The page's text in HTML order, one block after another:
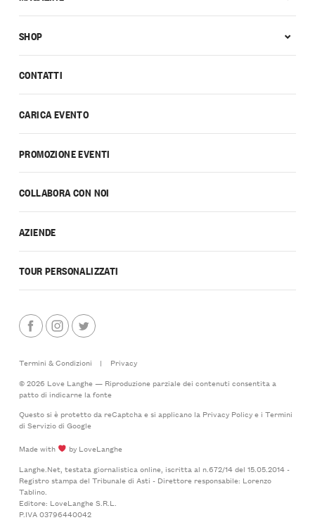
CONTATTI
CARICA EVENTO
PROMOZIONE EVENTI
COLLABORA CON NOI
AZIENDE
TOUR PERSONALIZZATI
SHOP
Termini & Condizioni |
Privacy
© 2026 Love Langhe — Riproduzione parziale dei contenuti consentita a
patto di indicarne la fonte
Questo si è protetto da reCaptcha e si applicano la Privacy Policye i Termini
di Serviziodi Google
Made with
by LoveLanghe
Langhe.Net, testata giornalistica online, iscritta al n.672/14 del 15.05.2014 -
Registro stampa del Tribunale di Asti - Direttore responsabile: Lorenzo
Tablino.
Editore: LoveLanghe S.R.L.
P.IVA 03796440042